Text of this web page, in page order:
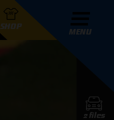
SHOP
MENU
2 files